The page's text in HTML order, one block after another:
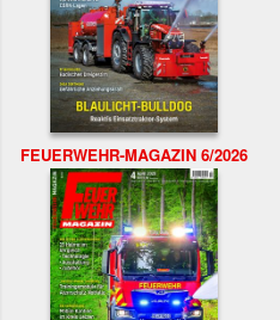
FEUERWEHR-MAGAZIN 6/2026